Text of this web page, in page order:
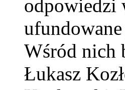
odpowiedzi
Wśród nich
Łukasz